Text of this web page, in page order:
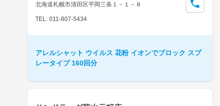
北海道札幌市清田区平岡三条１－１－８
TEL: 011-807-5434
アレルシャット ウイルス 花粉 イオンでブロック スプ
レータイプ 160回分